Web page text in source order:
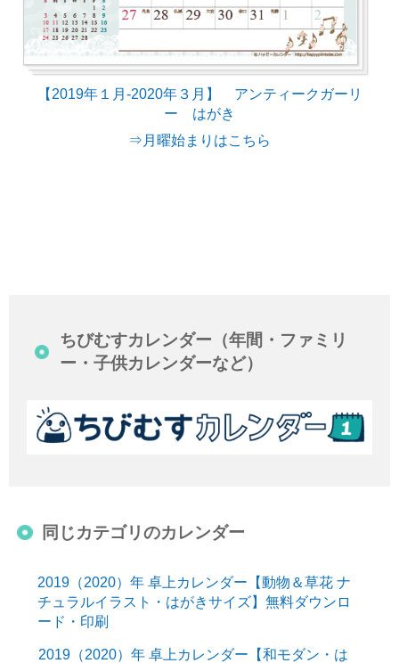
【2019年１月-2020年３月】 アンティークガーリ
ー はがき
⇒月曜始まりはこちら
ちびむすカレンダー（年間・ファミリ
ー・子供カレンダーなど）
同じカテゴリのカレンダー
2019（2020）年 卓上カレンダー【動物＆草花 ナ
チュラルイラスト・はがきサイズ】無料ダウンロ
ード・印刷
2019（2020）年 卓上カレンダー【和モダン・は